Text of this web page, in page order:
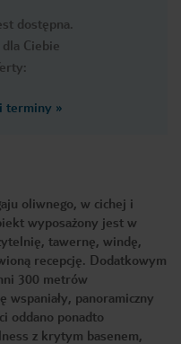
dostępna.
Ciebie
terminy »
oliwnego, w cichej i
wyposażony jest w
tawernę, windę,
recepcję. Dodatkowym
300 metrów
wspaniały, panoramiczny
oddano ponadto
z krytym basenem,